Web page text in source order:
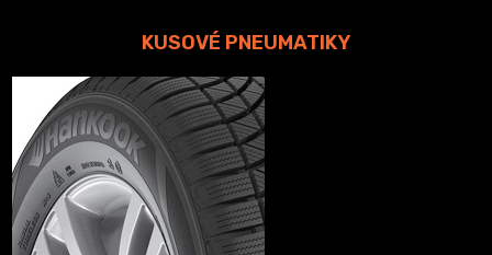
KUSOVÉ PNEUMATIKY